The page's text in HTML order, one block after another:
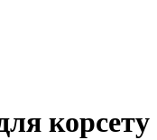
корсету